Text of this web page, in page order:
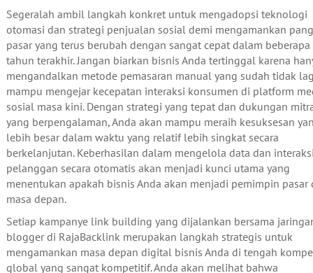
Segeralah ambil langkah konkret untuk mengadopsi teknologi
otomasi dan strategi penjualan sosial demi mengamankan
pasar yang terus berubah dengan sangat cepat dalam beberapa
tahun terakhir. Jangan biarkan bisnis Anda tertinggal karena
mengandalkan metode pemasaran manual yang sudah tidak
mampu mengejar kecepatan interaksi konsumen di platform
sosial masa kini. Dengan strategi yang tepat dan dukungan
yang berpengalaman, Anda akan mampu meraih kesuksesan
lebih besar dalam waktu yang relatif lebih singkat secara
berkelanjutan. Keberhasilan dalam mengelola data dan
pelanggan secara otomatis akan menjadi kunci utama yang
menentukan apakah bisnis Anda akan menjadi pemimpin pasar
masa depan.
Setiap kampanye link building yang dijalankan bersama
blogger di RajaBacklink merupakan langkah strategis untuk
mengamankan masa depan digital bisnis Anda di tengah
global yang sangat kompetitif. Anda akan melihat bahwa